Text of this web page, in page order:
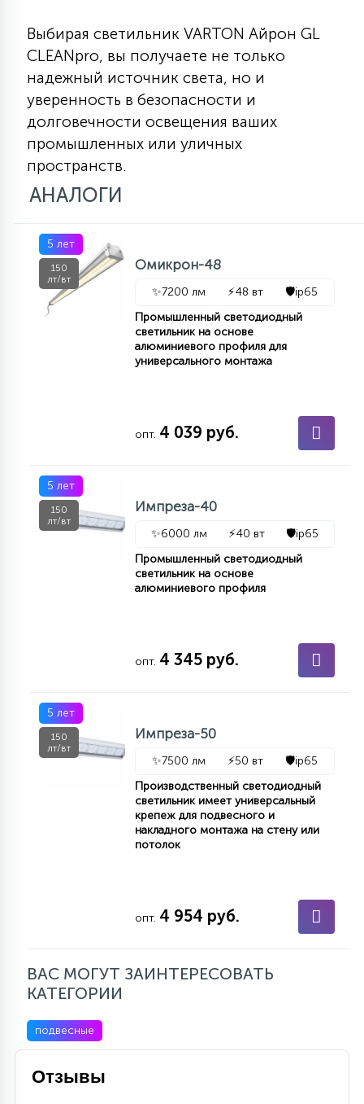
Выбирая светильник VARTON Айрон GL
CLEANpro, вы получаете не только
надежный источник света, но и
уверенность в безопасности и
долговечности освещения ваших
промышленных или уличных
пространств.
АНАЛОГИ
5 лет
150
лт/вт
Омикрон-48
✨7200 лм ⚡48 вт 🛡️ip65
Промышленный светодиодный
светильник на основе
алюминиевого профиля для
универсального монтажа
опт. 4 039 руб.
5 лет
150
лт/вт
Импреза-40
✨6000 лм ⚡40 вт 🛡️ip65
Промышленный светодиодный
светильник на основе
алюминиевого профиля
опт. 4 345 руб.
5 лет
150
лт/вт
Импреза-50
✨7500 лм ⚡50 вт 🛡️ip65
Производственный светодиодный
светильник имеет универсальный
крепеж для подвесного и
накладного монтажа на стену или
потолок
опт. 4 954 руб.
ВАС МОГУТ ЗАИНТЕРЕСОВАТЬ
КАТЕГОРИИ
подвесные
Отзывы